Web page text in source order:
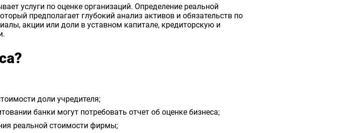
услуги по оценке организаций. Определение реальной
предполагает глубокий анализ активов и обязательств по
акции или доли в уставном капитале, кредиторскую и
доли учредителя;
банки могут потребовать отчет об оценке бизнеса;
реальной стоимости фирмы;